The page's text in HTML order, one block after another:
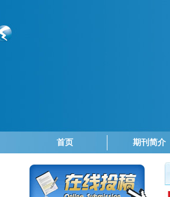
首页 期刊简介